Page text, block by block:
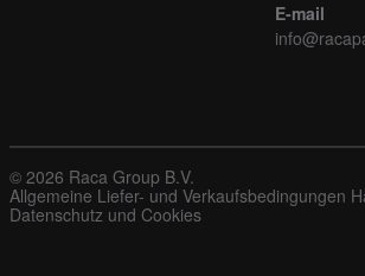
E-mail
© 2026 Raca Group B.V.
Allgemeine Liefer- und Verkaufsbedingungen
Datenschutz und Cookies